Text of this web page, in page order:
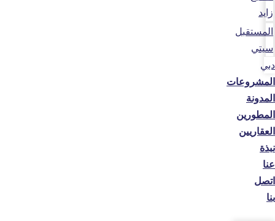
زايد
المستقبل
سيتي
دبي
المشروعات
المدونة
المطورين
العقاريين
نبذة
عنا
اتصل
بنا